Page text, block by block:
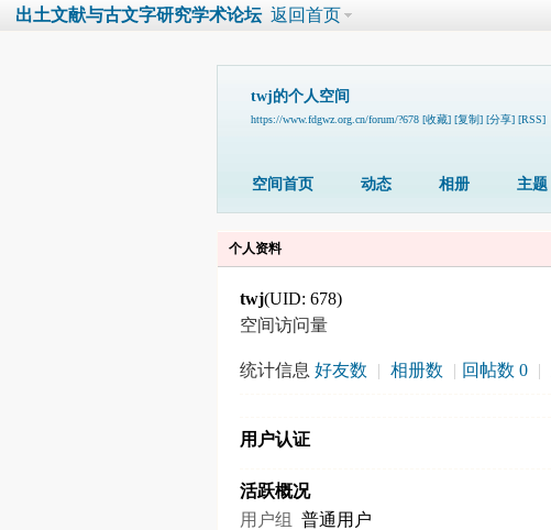
出土文献与古文字研究学术论坛 返回首页
twj的个人空间
https://www.fdgwz.org.cn/forum/?678 [收藏] [复制] [分享] [RSS]
空间首页 动态 相册 主题
个人资料
twj(UID: 678)
空间访问量
统计信息 好友数 | 相册数 | 回帖数 0 |
用户认证
活跃概况
用户组 普通用户